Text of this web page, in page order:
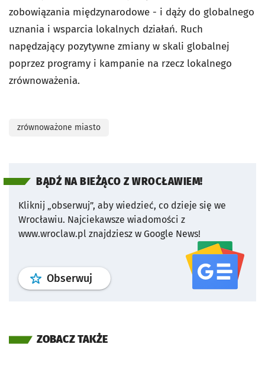
zobowiązania międzynarodowe - i dąży do globalnego
uznania i wsparcia lokalnych działań. Ruch
napędzający pozytywne zmiany w skali globalnej
poprzez programy i kampanie na rzecz lokalnego
zrównoważenia.
zrównoważone miasto
BĄDŹ NA BIEŻĄCO Z WROCŁAWIEM!
Kliknij „obserwuj”, aby wiedzieć, co dzieje się we
Wrocławiu. Najciekawsze wiadomości z
www.wroclaw.pl znajdziesz w Google News!
Obserwuj profil serwisu
ZOBACZ TAKŻE